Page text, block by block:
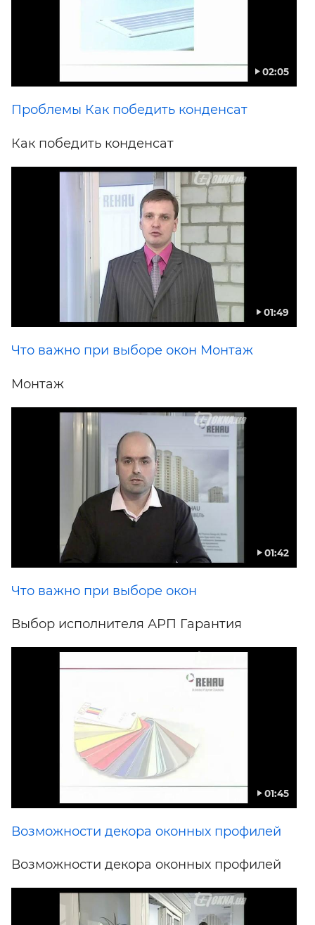
02:05
Проблемы Как победить конденсат
Как победить конденсат
01:49
Что важно при выборе окон Монтаж
Монтаж
01:42
Что важно при выборе окон
Выбор исполнителя АРП Гарантия
01:45
Возможности декора оконных профилей
Возможности декора оконных профилей